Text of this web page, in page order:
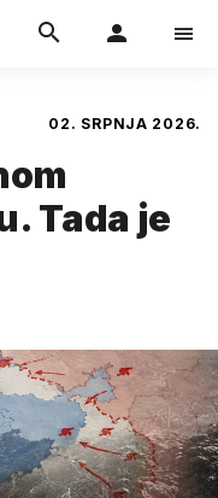
02. SRPNJA 2026.
Tada je